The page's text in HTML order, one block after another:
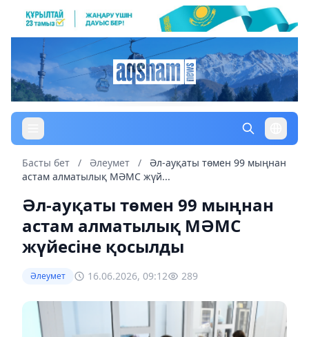
Басты бет / Әлеумет /
Әл-ауқаты төмен 99 мыңнан
астам алматылық МӘМС жүй...
Әл-ауқаты төмен 99 мыңнан
астам алматылық МӘМС
жүйесіне қосылды
Әлеумет 16.06.2026, 09:12 289